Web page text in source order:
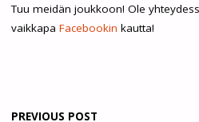
Tuu meidän joukkoon! Ole
vaikkapa Facebookin kautta!
PREVIOUS POST